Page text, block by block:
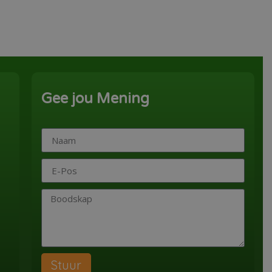
Gee jou Mening
Stuur